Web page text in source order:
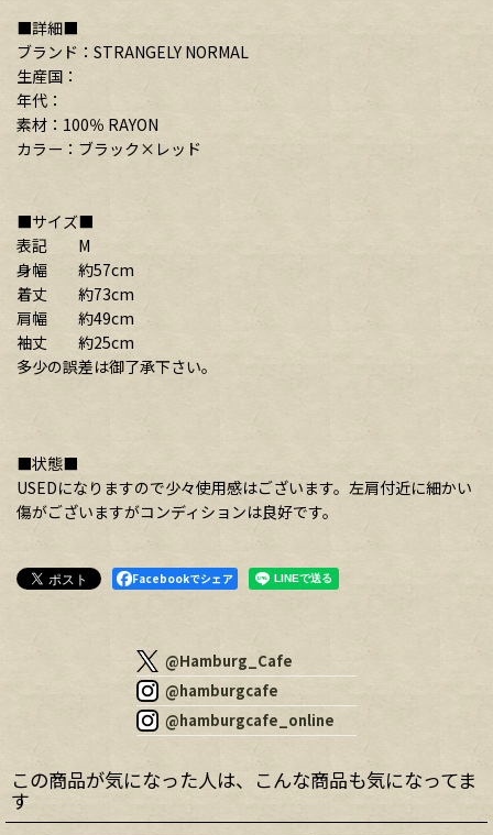
■詳細■
ブランド：STRANGELY NORMAL
生産国：
年代：
素材：100％ RAYON
カラー：ブラック×レッド
■サイズ■
表記 M
身幅 約57cm
着丈 約73cm
肩幅 約49cm
袖丈 約25cm
多少の誤差は御了承下さい。
■状態■
USEDになりますので少々使用感はございます。左肩付近に細かい
傷がございますがコンディションは良好です。
Facebookでシェア
@Hamburg_Cafe
@hamburgcafe
@hamburgcafe_online
この商品が気になった人は、こんな商品も気になってま
す